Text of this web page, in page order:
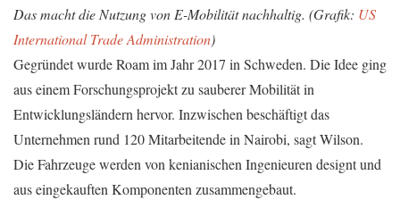
Das macht die Nutzung von E-Mobilität nachhaltig. (Grafik: US
International Trade Administration)
Gegründet wurde Roam im Jahr 2017 in Schweden. Die Idee ging
aus einem Forschungsprojekt zu sauberer Mobilität in
Entwicklungsländern hervor. Inzwischen beschäftigt das
Unternehmen rund 120 Mitarbeitende in Nairobi, sagt Wilson.
Die Fahrzeuge werden von kenianischen Ingenieuren designt und
aus eingekauften Komponenten zusammengebaut.